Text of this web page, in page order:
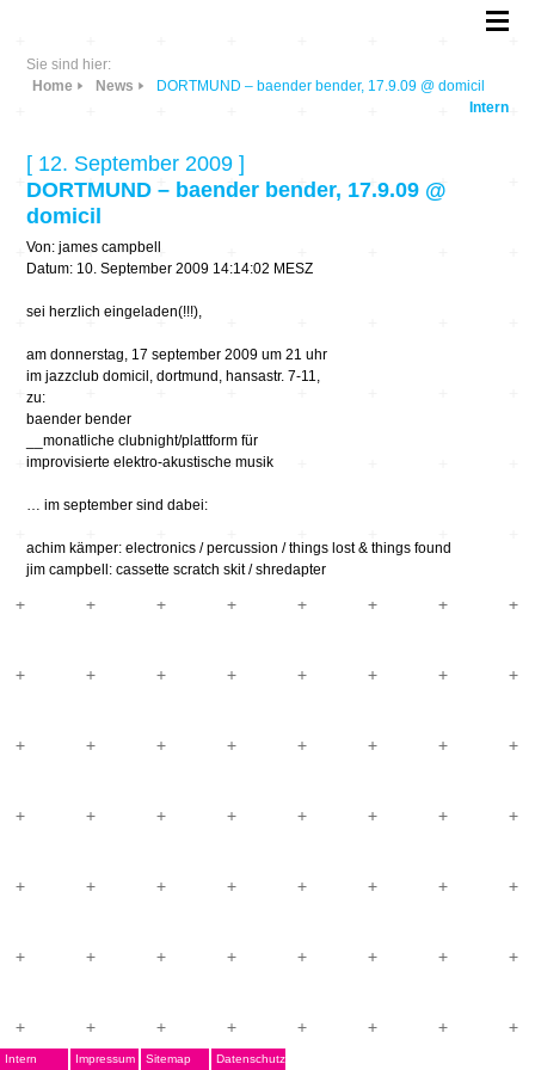
Sie sind hier:
Home
News
DORTMUND – baender bender, 17.9.09 @ domicil
Intern
[ 12. September 2009 ]
DORTMUND – baender bender, 17.9.09 @
domicil
Von: james campbell
Datum: 10. September 2009 14:14:02 MESZ
sei herzlich eingeladen(!!!),
am donnerstag, 17 september 2009 um 21 uhr
im jazzclub domicil, dortmund, hansastr. 7-11,
zu:
baender bender
__monatliche clubnight/plattform für
improvisierte elektro-akustische musik
… im september sind dabei:
achim kämper: electronics / percussion / things lost & things found
jim campbell: cassette scratch skit / shredapter
Intern Impressum Sitemap Datenschutz